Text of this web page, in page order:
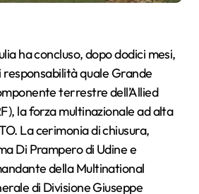
ha concluso, dopo dodici mesi,
quale Grande
terrestre dell’Allied
la forza multinazionale ad alta
La cerimonia di chiusura,
Di Prampero di Udine e
della Multinational
di Divisione Giuseppe